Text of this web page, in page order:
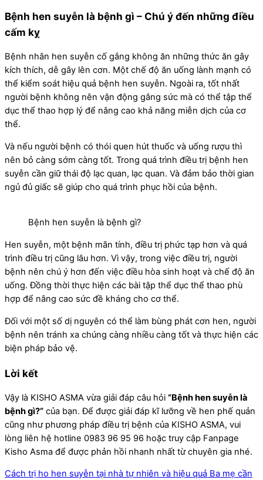
Bệnh hen suyễn là bệnh gì – Chú ý đến những điều
cấm kỵ
Bệnh nhân hen suyễn cố gắng không ăn những thức ăn gây
kích thích, dễ gây lên cơn. Một chế độ ăn uống lành mạnh có
thể kiểm soát hiệu quả bệnh hen suyễn. Ngoài ra, tốt nhất
người bệnh không nên vận động gắng sức mà có thể tập thể
dục thể thao hợp lý để nâng cao khả năng miễn dịch của cơ
thể.
Và nếu người bệnh có thói quen hút thuốc và uống rượu thì
nên bỏ càng sớm càng tốt. Trong quá trình điều trị bệnh hen
suyễn cần giữ thái độ lạc quan, lạc quan. Và đảm bảo thời gian
ngủ đủ giấc sẽ giúp cho quá trình phục hồi của bệnh.
Bệnh hen suyễn là bệnh gì?
Hen suyễn, một bệnh mãn tính, điều trị phức tạp hơn và quá
trình điều trị cũng lâu hơn. Vì vậy, trong việc điều trị, người
bệnh nên chú ý hơn đến việc điều hòa sinh hoạt và chế độ ăn
uống. Đồng thời thực hiện các bài tập thể dục thể thao phù
hợp để nâng cao sức đề kháng cho cơ thể.
Đối với một số dị nguyên có thể làm bùng phát cơn hen, người
bệnh nên tránh xa chúng càng nhiều càng tốt và thực hiện các
biện pháp bảo vệ.
Lời kết
Vậy là KISHO ASMA vừa giải đáp câu hỏi “Bệnh hen suyễn là
bệnh gì?” của bạn. Để được giải đáp kĩ lưỡng về hen phế quản
cũng như phương pháp điều trị bệnh của KISHO ASMA, vui
lòng liên hệ hotline 0983 96 95 96 hoặc truy cập Fanpage
Kisho Asma để được phản hồi nhanh nhất từ chuyên gia nhé.
Cách trị ho hen suyễn tại nhà tự nhiên và hiệu quả Ba mẹ cần